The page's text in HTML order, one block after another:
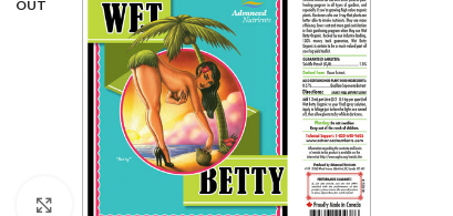
OUT
Click to enlarge